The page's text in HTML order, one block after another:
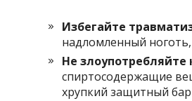
Избегайте
надломленный
Не
спиртосодержащие
хрупкий защитный